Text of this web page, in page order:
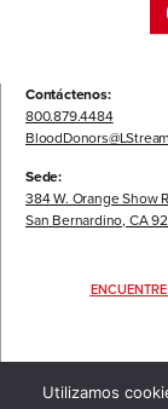
Contáctenos:
800.879.4484
Sede:
384 W. Orange Show
San Bernardino, CA
Utilizamos